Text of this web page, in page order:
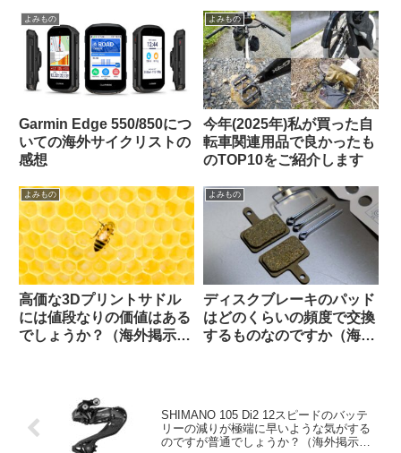
よみもの
Garmin Edge 550/850につ
いての海外サイクリストの
感想
よみもの
今年(2025年)私が買った自
転車関連用品で良かったも
のTOP10をご紹介します
よみもの
高価な3Dプリントサドル
には値段なりの価値はある
でしょうか？（海外掲示板
よみもの
ディスクブレーキのパッド
はどのくらいの頻度で交換
するものなのですか（海外
SHIMANO 105 Di2 12スピードのバッテ
リーの減りが極端に早いような気がする
のですが普通でしょうか？（海外掲示板